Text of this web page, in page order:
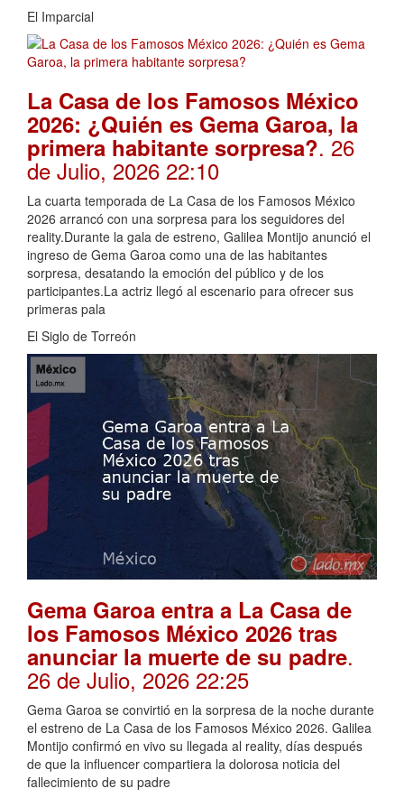
El Imparcial
La Casa de los Famosos México
2026: ¿Quién es Gema Garoa, la
primera habitante sorpresa?. 26
de Julio, 2026 22:10
La cuarta temporada de La Casa de los Famosos México
2026 arrancó con una sorpresa para los seguidores del
reality.Durante la gala de estreno, Galilea Montijo anunció el
ingreso de Gema Garoa como una de las habitantes
sorpresa, desatando la emoción del público y de los
participantes.La actriz llegó al escenario para ofrecer sus
primeras pala
El Siglo de Torreón
Gema Garoa entra a La Casa de
los Famosos México 2026 tras
anunciar la muerte de su padre.
26 de Julio, 2026 22:25
Gema Garoa se convirtió en la sorpresa de la noche durante
el estreno de La Casa de los Famosos México 2026. Galilea
Montijo confirmó en vivo su llegada al reality, días después
de que la influencer compartiera la dolorosa noticia del
fallecimiento de su padre